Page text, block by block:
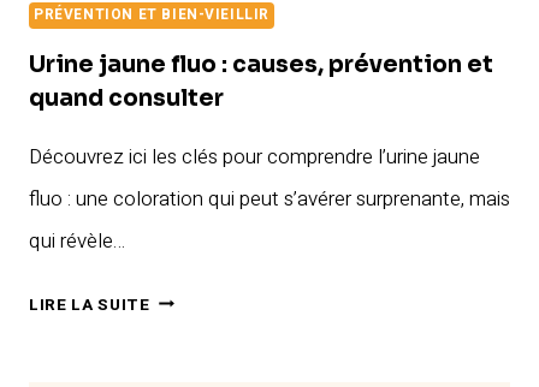
PRÉVENTION ET BIEN-VIEILLIR
Urine jaune fluo : causes, prévention et
quand consulter
Découvrez ici les clés pour comprendre l’urine jaune
fluo : une coloration qui peut s’avérer surprenante, mais
qui révèle…
LIRE LA SUITEURINE